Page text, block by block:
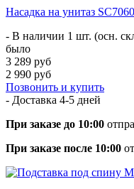
Насадка на унитаз
- В наличии 1 шт. (осн.
было
3 289 руб
2 990 руб
Позвонить и купить
- Доставка 4-5 дней
При заказе до 10:00
При заказе после 10:00